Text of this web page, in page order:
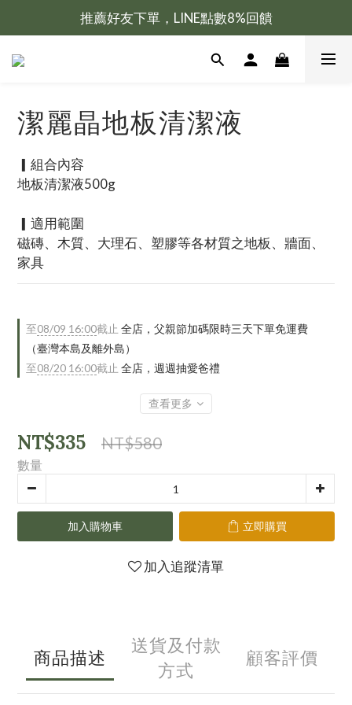
新會員加入送100元購物金
推薦好友下單，LINE點數8%回饋
新會員加入送100元購物金
潔麗晶地板清潔液
▎組合內容
地板清潔液500g
▎適用範圍
磁磚、木質、大理石、塑膠等各材質之地板、牆面、
家具
至08/09 16:00截止 全店，父親節加碼限時三天下單免運費
（臺灣本島及離外島）
至08/20 16:00截止 全店，週週抽愛爸禮
查看更多
NT$335 NT$580
數量
加入購物車 立即購買
加入追蹤清單
商品描述
送貨及付款
方式
顧客評價